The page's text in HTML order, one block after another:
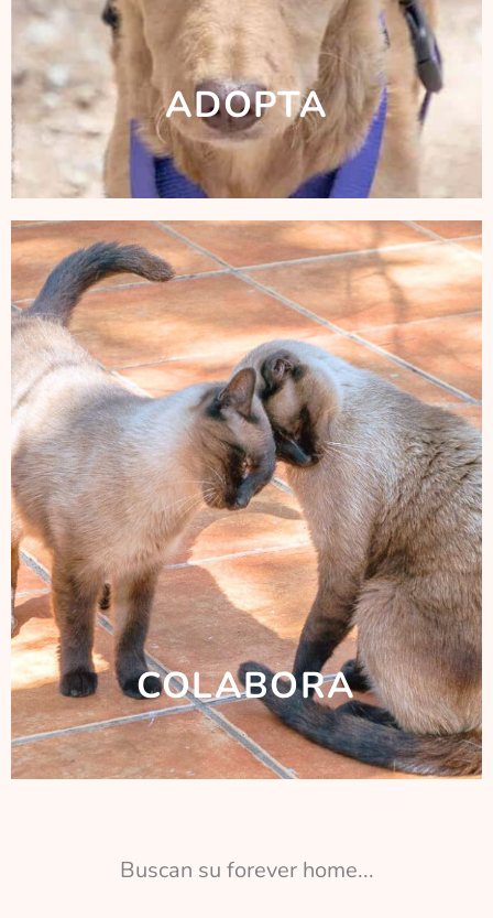
ADOPTA
COLABORA
Buscan su forever home...